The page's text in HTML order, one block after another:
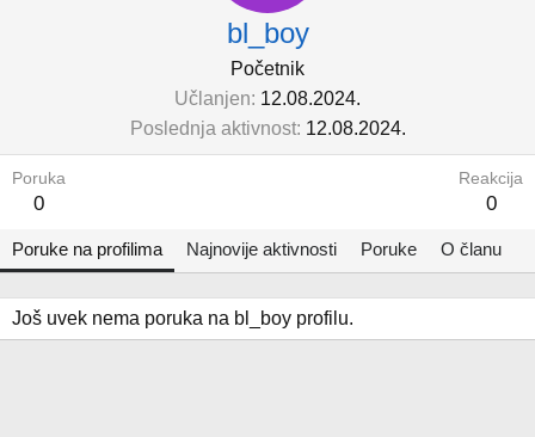
bl_boy
Početnik
Učlanjen 12.08.2024.
Poslednja aktivnost 12.08.2024.
Poruka
0
Reakcija
0
Poruke na profilima Najnovije aktivnosti Poruke O članu
Još uvek nema poruka na bl_boy profilu.